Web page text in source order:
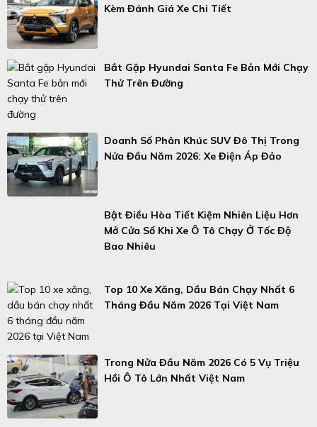
Kèm Đánh Giá Xe Chi Tiết
Bắt Gặp Hyundai Santa Fe Bản Mới Chạy
Thử Trên Đường
Doanh Số Phân Khúc SUV Đô Thị Trong
Nửa Đầu Năm 2026: Xe Điện Áp Đảo
Bật Điều Hòa Tiết Kiệm Nhiên Liệu Hơn
Mở Cửa Sổ Khi Xe Ô Tô Chạy Ở Tốc Độ
Bao Nhiêu
Top 10 Xe Xăng, Dầu Bán Chạy Nhất 6
Tháng Đầu Năm 2026 Tại Việt Nam
Trong Nửa Đầu Năm 2026 Có 5 Vụ Triệu
Hồi Ô Tô Lớn Nhất Việt Nam